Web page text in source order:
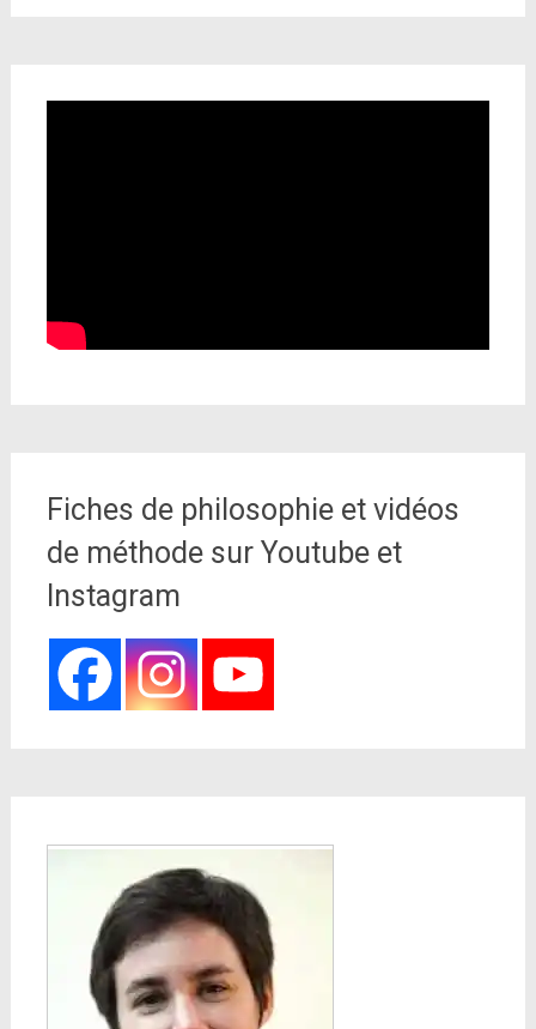
Fiches de philosophie et vidéos
de méthode sur Youtube et
Instagram